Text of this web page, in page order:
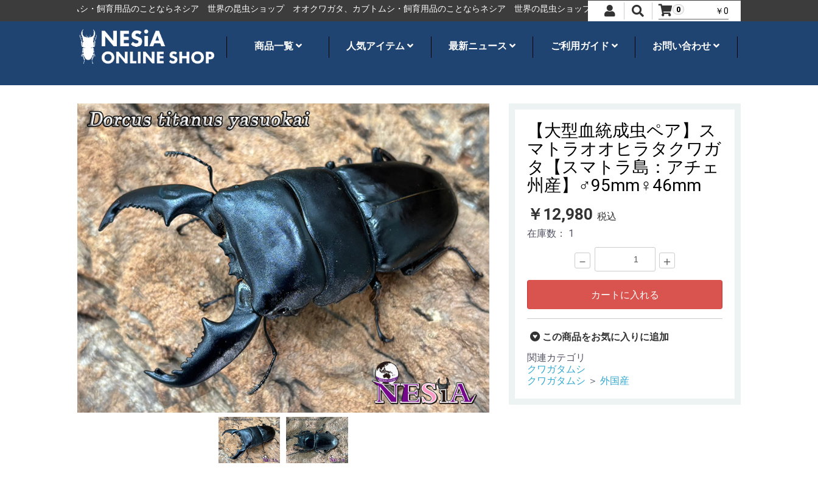
、カブトムシ・飼育用品のことならネシア 世界の昆虫ショップ オオクワガタ、カブトムシ・飼育用品のことならネシア 世界の昆虫ショップ オオクワガタ、カブトムシ・飼育用品のことならネシア
0 ￥0
商品一覧 人気アイテム 最新ニュース ご利用ガイド お問い合わせ
【大型血統成虫ペア】ス
マトラオオヒラタクワガ
タ【スマトラ島：アチェ
州産】♂95mm♀46mm
￥12,980 税込
在庫数： 1
－ ＋
カートに入れる
この商品をお気に入りに追加
関連カテゴリ
クワガタムシ
クワガタムシ ＞ 外国産